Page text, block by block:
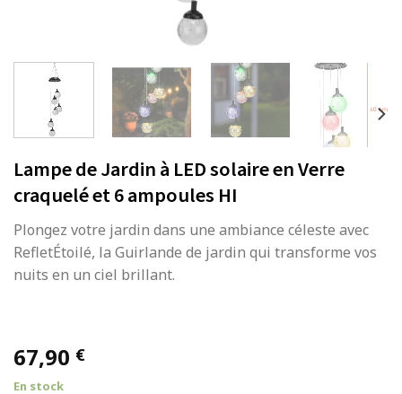
Lampe de Jardin à LED solaire en Verre
craquelé et 6 ampoules HI
Plongez votre jardin dans une ambiance céleste avec
RefletÉtoilé, la Guirlande de jardin qui transforme vos
nuits en un ciel brillant.
67,90 €
En stock